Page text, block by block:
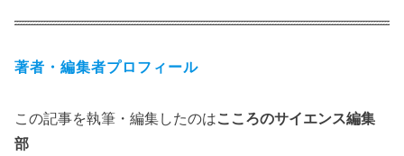
著者・編集者プロフィール
この記事を執筆・編集したのはこころのサイエンス編集
部